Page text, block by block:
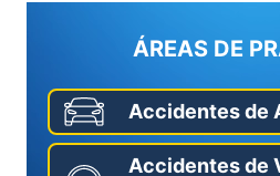
ÁREAS DE
Accidentes de
Accidentes de